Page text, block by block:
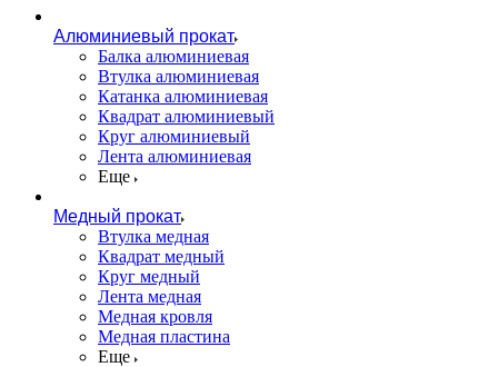
Алюминиевый прокат
Балка алюминиевая
Втулка алюминиевая
Катанка алюминиевая
Квадрат алюминиевый
Круг алюминиевый
Лента алюминиевая
Еще
Медный прокат
Втулка медная
Квадрат медный
Круг медный
Лента медная
Медная кровля
Медная пластина
Еще